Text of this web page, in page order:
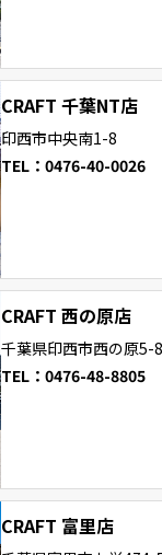
CRAFT 千葉NT店
印西市中央南1-8
TEL：0476-40-0026
CRAFT 西の原店
千葉県印西市西の原5-8
TEL：0476-48-8805
CRAFT 富里店